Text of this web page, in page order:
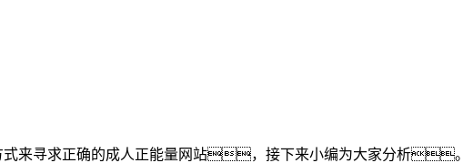
来寻求正确的成人正能量网站，接下来小编为大家分析。